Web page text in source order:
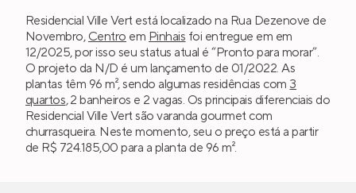
Residencial Ville Vert está localizado na Rua Dezenove de
Novembro, Centro em Pinhais foi entregue em em
12/2025, por isso seu status atual é “Pronto para morar”.
O projeto da N/D é um lançamento de 01/2022. As
plantas têm 96 m², sendo algumas residências com 3
quartos, 2 banheiros e 2 vagas. Os principais diferenciais do
Residencial Ville Vert são varanda gourmet com
churrasqueira. Neste momento, seu o preço está a partir
de R$ 724.185,00 para a planta de 96 m².